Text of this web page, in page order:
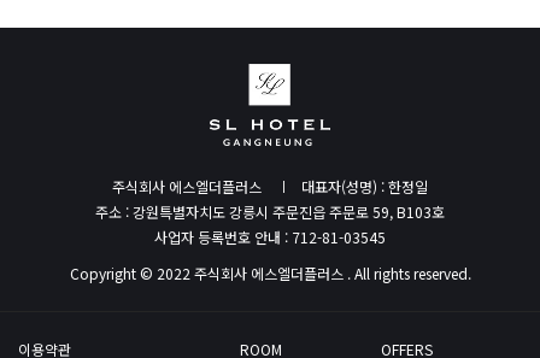
주식회사 에스엘더플러스
대표자(성명) : 한정일
주소 : 강원특별자치도 강릉시 주문진읍 주문로 59, B103호
사업자 등록번호 안내 : 712-81-03545
Copyright © 2022 주식회사 에스엘더플러스 . All rights reserved.
이용약관 ROOM OFFERS